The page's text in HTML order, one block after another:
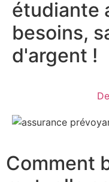
étudiante
besoins,
d'argent !
Comment